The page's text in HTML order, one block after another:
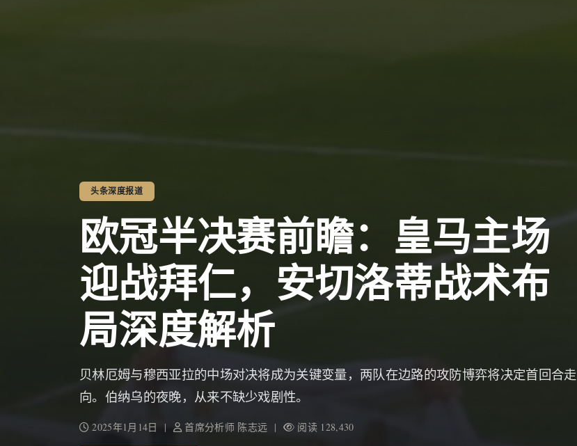
头条深度报道
欧冠半决赛前瞻：皇马主场
迎战拜仁，安切洛蒂战术布
局深度解析
贝林厄姆与穆西亚拉的中场对决将成为关键变量，两队在边路的攻防博弈将决定首回合走
向。伯纳乌的夜晚，从来不缺少戏剧性。
2025年1月14日 | 首席分析师 陈志远 | 阅读 128,430